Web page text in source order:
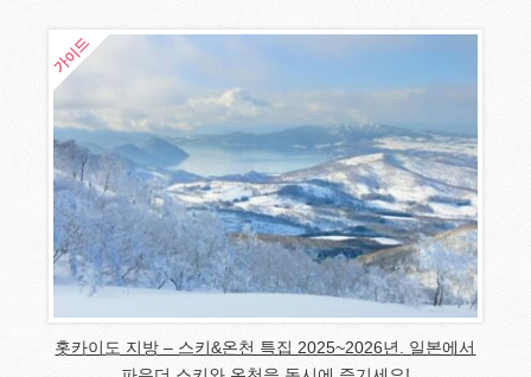
홋카이도 지방 – 스키&온천 특집 2025~2026년. 일본에서